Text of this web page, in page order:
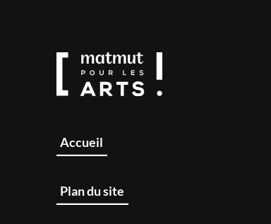
Accueil
Plan du site